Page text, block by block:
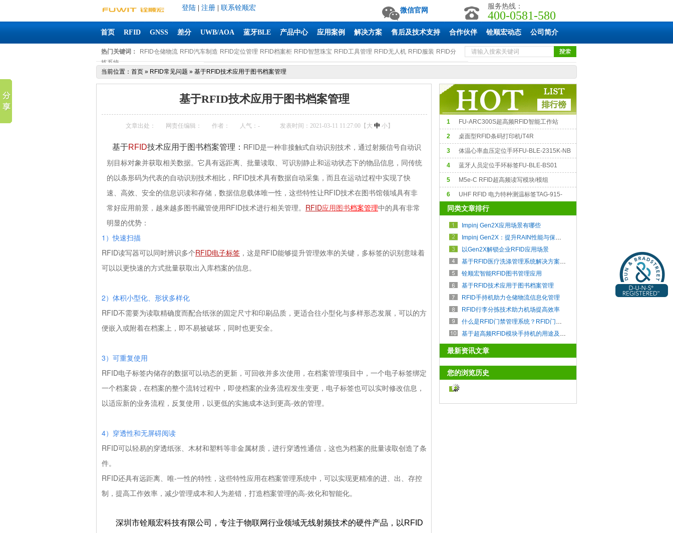
登陆 注册 联系铨顺宏 微信官网 服务热线：
400-0581-580
首页 RFID GNSS 差分 UWB/AOA 蓝牙BLE 产品中心 应用案例 解决方案 售后及技术支持 合作伙伴 铨顺宏动态 公司简介
热门关键词： RFID仓储物流 RFID汽车制造 RFID定位管理 RFID档案柜 RFID智慧珠宝 RFID工具管理 RFID无人机 RFID服装 RFID分
拣系统
当前位置： 首页 » RFID常见问题 » 基于RFID技术应用于图书档案管理
基于RFID技术应用于图书档案管理
文章出处： 网责任编辑： 作者： 人气： - 发表时间：2021-03-11 11:27:00【 大 中 小】
基于RFID技术应用于图书档案管理 ： RFID是一种非接触式自动识别技术，通过射频信号自动识
别目标对象并获取相关数据。它具有远距离、批量读取、可识别静止和运动状态下的物品信息，同传统
的以条形码为代表的自动识别技术相比， RFID技术具有数据自动采集，而且在运动过程中实现了快
速、高效、安全的信息识读和存储，数据信息载体唯一性，这些特性让RFID技术在图书馆领域具有非
常好应用前景，越来越多图书藏管使用RFID技术进行相关管理。 RFID应用图书档案管理中的具有非常
明显的优势：
1 ）快速扫描
RFID读写器可以同时辨识多个RFID电子标签 ，这是RFID能够提升管理效率的关键，多标签的识别意味着
可以以更快速的方式批量获取出入库档案的信息。
2）体积小型化、形状多样化
RFID不需要为读取精确度而配合纸张的固定尺寸和印刷品质，更适合往小型化与多样形态发展，可以的方
便嵌入或附着在档案上，即不易被破坏，同时也更安全。
3）可重复使用
RFID电子标签内储存的数据可以动态的更新，可回收并多次使用，在档案管理项目中，一个电子标签绑定
一个档案袋，在档案的整个流转过程中，即使档案的业务流程发生变更，电子标签也可以实时修改信息，
以适应新的业务流程，反复使用，以更低的实施成本达到更高-效的管理。
4）穿透性和无屏碍阅读
RFID可以轻易的穿透纸张、木材和塑料等非金属材质，进行穿透性通信，这也为档案的批量读取创造了条
件。
RFID还具有远距离、唯-一性的特性，这些特性应用在档案管理系统中，可以实现更精准的进、出、存控
制，提高工作效率，减少管理成本和人为差错，打造档案管理的高-效化和智能化。
深圳市铨顺宏科技有限公司
，专注于物联网行业领域无线射频技术的硬件产品，以RFID
1 FU-ARC300S超高频RFID智能工作站
2 桌面型RFID条码打印机iT4R
3 体温心率血压定位手环FU-BLE-2315K-NB
4 蓝牙人员定位手环标签FU-BLE-BS01
5
M5e-C RFID超高频读写模块/模组
（ThingMagic）
6
UHF RFID 电力特种测温标签TAG-915-
TEMP-TSC-303005
同类文章排行
Impinj Gen2X应用场景有哪些
Impinj Gen2X：提升RAIN性能与保护，降低解决方案成本
以Gen2X解锁企业RFID应用场景
基于RFID医疗洗涤管理系统解决方案-RFID布草洗涤管理
铨顺宏智能RFID图书管理应用
基于RFID技术应用于图书档案管理
RFID手持机助力仓储物流信息化管理
RFID行李分拣技术助力机场提高效率
什么是RFID门禁管理系统？RFID门禁管理系统浅析
基于超高频RFID模块手持机的用途及优化
最新资讯文章
您的浏览历史